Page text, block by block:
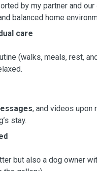
by my partner and
balanced home
care
(walks, meals, rest,
, and videos upon
stay.
but also a dog owner